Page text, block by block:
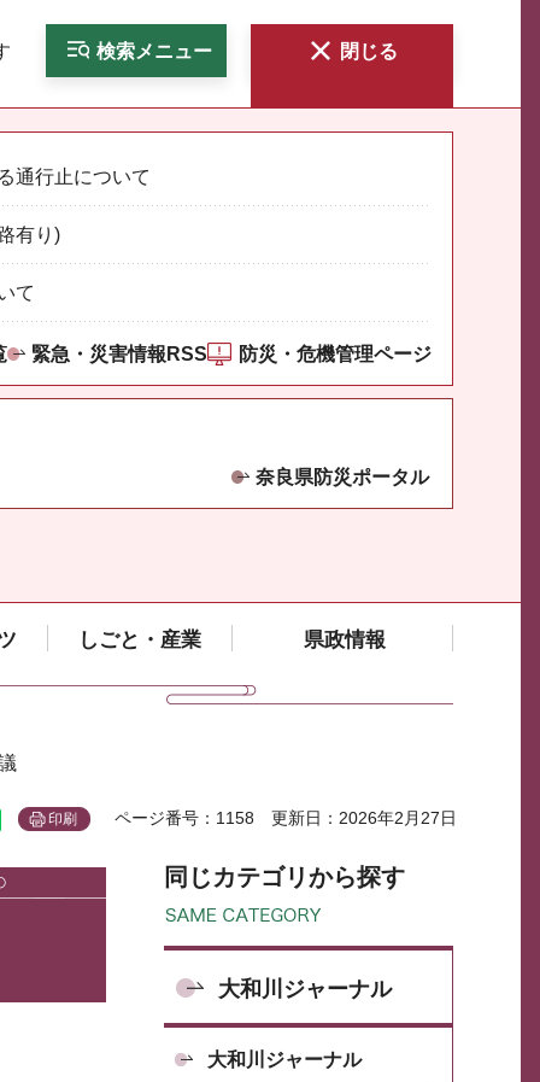
検索メニュー 閉じる
通行止について
有り)
て
緊急・災害情報RSS 防災・危機管理ページ
奈良県防災ポータル
しごと・産業 県政情報
印刷 ページ番号：1158 更新日：2026年2月27日
同じカテゴリから探す
大和川ジャーナル
大和川ジャーナル